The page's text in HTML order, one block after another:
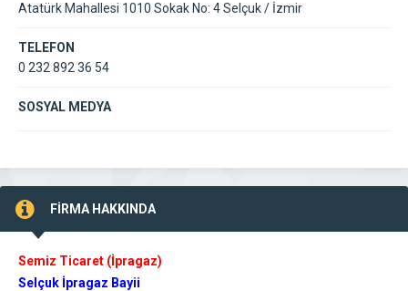
Atatürk Mahallesi 1010 Sokak No: 4 Selçuk / İzmir
TELEFON
0 232 892 36 54
SOSYAL MEDYA
FİRMA HAKKINDA
Semiz Ticaret (İpragaz)
Selçuk İpragaz Bayii